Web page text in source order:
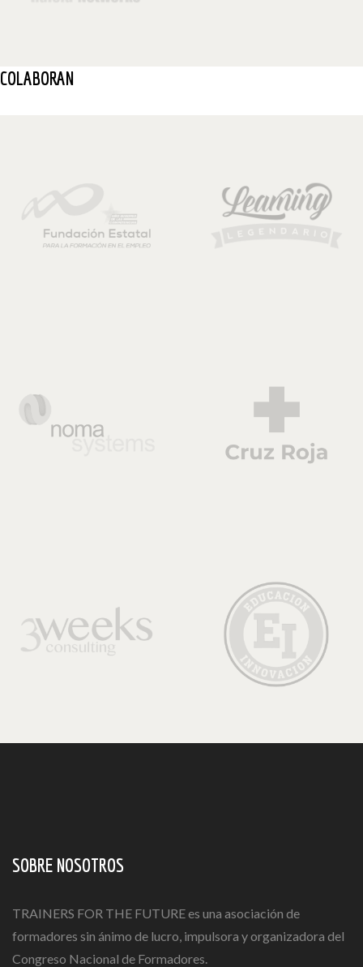
COLABORAN
SOBRE NOSOTROS
TRAINERS FOR THE FUTURE es una asociación de
formadores sin ánimo de lucro, impulsora y organizadora del
Congreso Nacional de Formadores.